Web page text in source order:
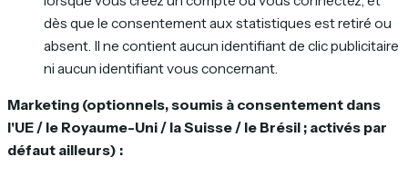
dès que le consentement aux statistiques est retiré ou
absent. Il ne contient aucun identifiant de clic publicitaire
ni aucun identifiant vous concernant.
Marketing (optionnels, soumis à consentement dans
l'UE / le Royaume-Uni / la Suisse / le Brésil ; activés par
défaut ailleurs) :